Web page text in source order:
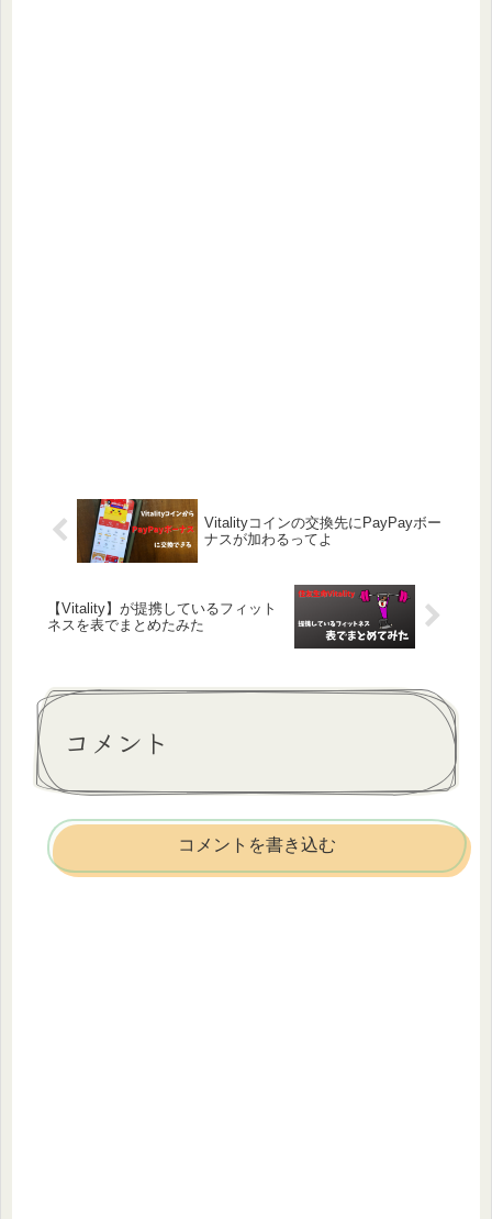
Vitalityコインの交換先にPayPayボー
ナスが加わるってよ
【Vitality】が提携しているフィット
ネスを表でまとめたみた
コメント
コメントを書き込む